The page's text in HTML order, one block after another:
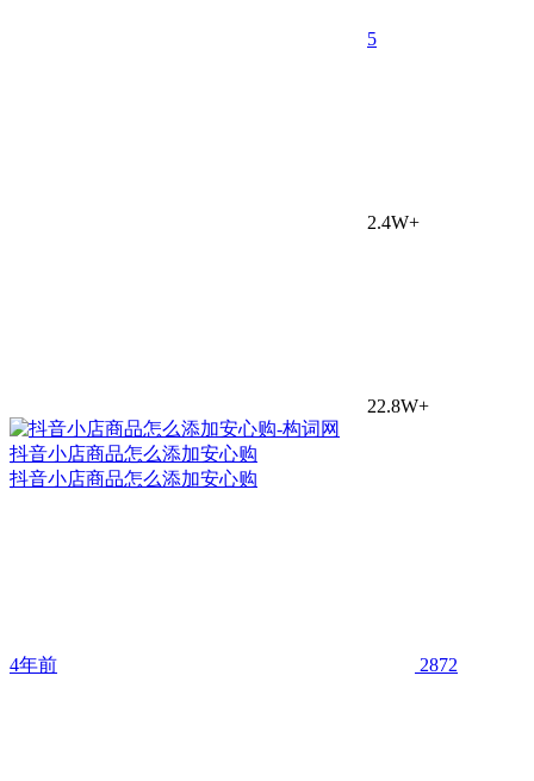
5
2.4W+
22.8W+
抖音小店商品怎么添加安心购
抖音小店商品怎么添加安心购
4年前 2872